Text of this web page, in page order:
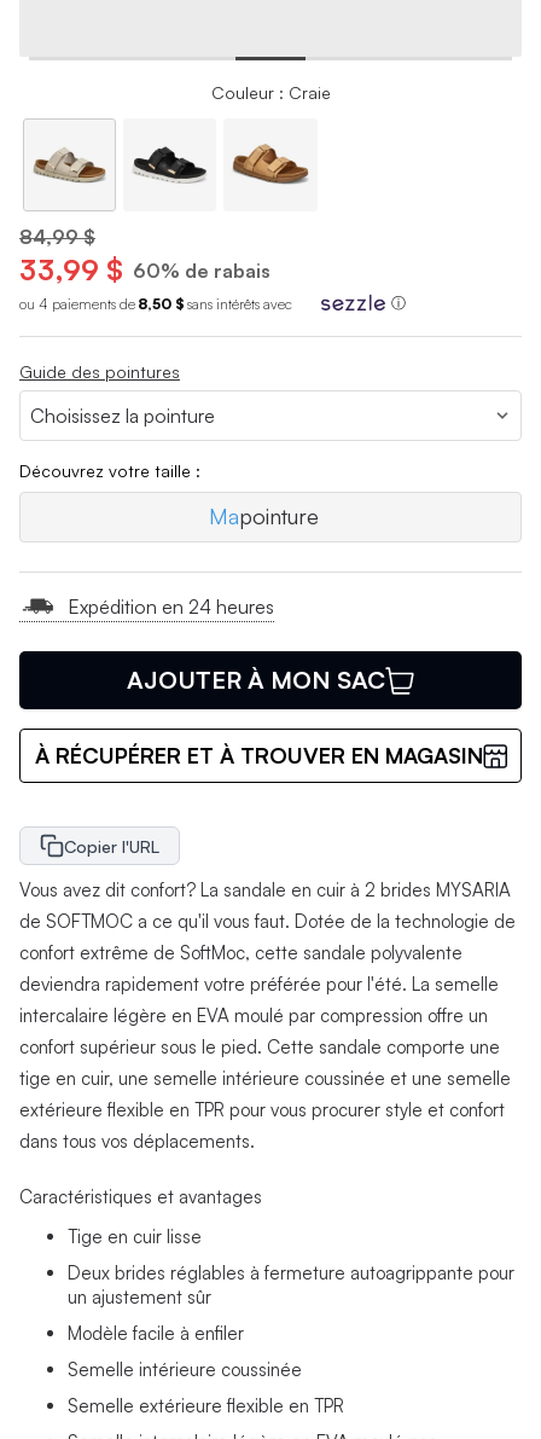
Couleur : Craie
84,99 $
33,99 $ 60% de rabais
ou 4 paiements de 8,50 $ sans intérêts avec ⓘ
Guide des pointures
Découvrez votre taille :
Mapointure
Expédition en 24 heures
AJOUTER À MON SAC
À RÉCUPÉRER ET À TROUVER EN MAGASIN
Copier l'URL
Vous avez dit confort? La sandale en cuir à 2 brides MYSARIA
de SOFTMOC a ce qu'il vous faut. Dotée de la technologie de
confort extrême de SoftMoc, cette sandale polyvalente
deviendra rapidement votre préférée pour l'été. La semelle
intercalaire légère en EVA moulé par compression offre un
confort supérieur sous le pied. Cette sandale comporte une
tige en cuir, une semelle intérieure coussinée et une semelle
extérieure flexible en TPR pour vous procurer style et confort
dans tous vos déplacements.
Caractéristiques et avantages
Tige en cuir lisse
Deux brides réglables à fermeture autoagrippante pour
un ajustement sûr
Modèle facile à enfiler
Semelle intérieure coussinée
Semelle extérieure flexible en TPR